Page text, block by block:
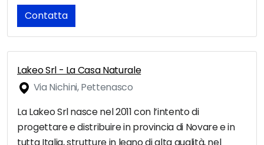
Contatta
Lakeo Srl - La Casa Naturale
Via Nichini, Pettenasco
La Lakeo Srl nasce nel 2011 con l’intento di
progettare e distribuire in provincia di Novare e in